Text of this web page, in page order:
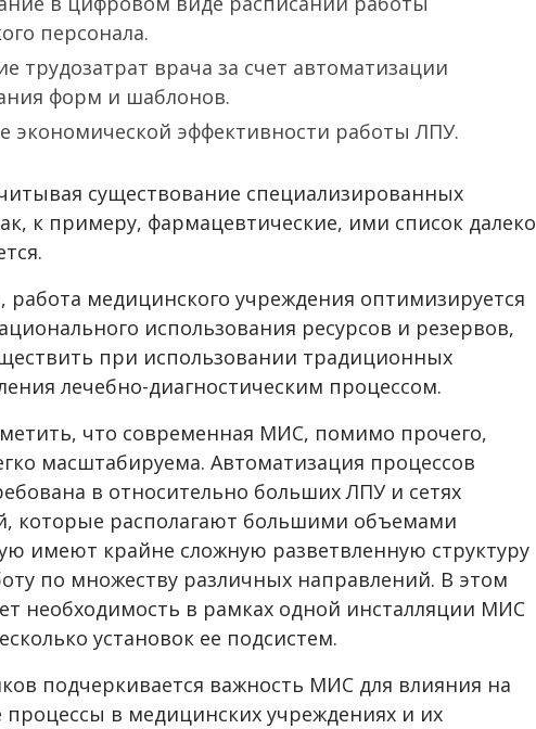
персонала.
трудозатрат врача за счет автоматизации
форм и шаблонов.
экономической эффективности работы ЛПУ.
существование специализированных
к примеру, фармацевтические, ими список далеко
работа медицинского учреждения оптимизируется
использования ресурсов и резервов,
при использовании традиционных
лечебно-диагностическим процессом.
что современная МИС, помимо прочего,
масштабируема. Автоматизация процессов
в относительно больших ЛПУ и сетях
которые располагают большими объемами
имеют крайне сложную разветвленную структуру
по множеству различных направлений. В этом
необходимость в рамках одной инсталляции МИС
установок ее подсистем.
подчеркивается важность МИС для влияния на
процессы в медицинских учреждениях и их